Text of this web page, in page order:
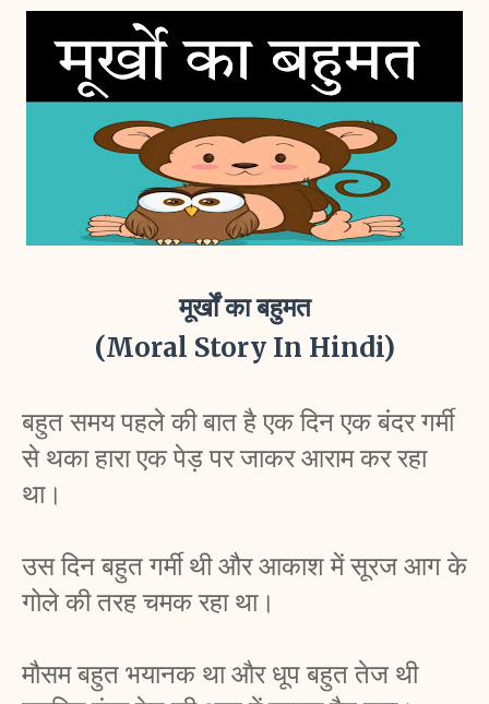
मूर्खों का बहुमत
(Moral Story In Hindi)
बहुत समय पहले की बात है एक दिन एक बंदर गर्मी
से थका हारा एक पेड़ पर जाकर आराम कर रहा
था।
उस दिन बहुत गर्मी थी और आकाश में सूरज आग के
गोले की तरह चमक रहा था।
मौसम बहुत भयानक था और धूप बहुत तेज थी